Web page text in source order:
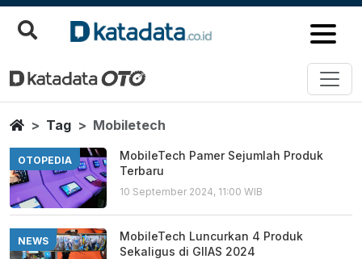
Mobiletech
Berita Terbaru
HomeTag Mobiletech
OTOPEDIA
MobileTech Pamer Sejumlah Produk
Terbaru
10 September 2024, 11:00 WIB
NEWS
MobileTech Luncurkan 4 Produk
Sekaligus di GIIAS 2024